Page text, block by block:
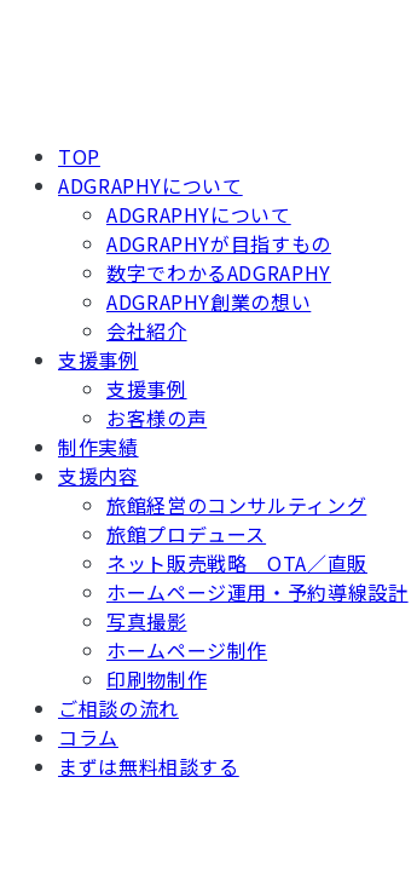
TOP
ADGRAPHYについて
ADGRAPHYについて
ADGRAPHYが目指すもの
数字でわかるADGRAPHY
ADGRAPHY創業の想い
会社紹介
支援事例
支援事例
お客様の声
制作実績
支援内容
旅館経営のコンサルティング
旅館プロデュース
ネット販売戦略 OTA／直販
ホームページ運用・予約導線設計
写真撮影
ホームページ制作
印刷物制作
ご相談の流れ
コラム
まずは無料相談する